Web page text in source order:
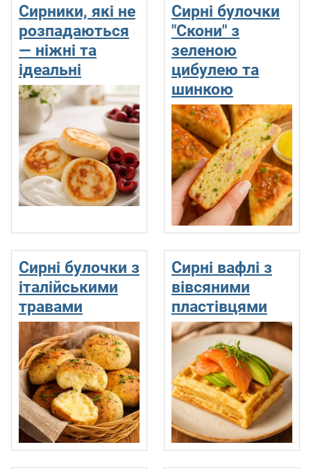
Сирники, які не
розпадаються
— ніжні та
ідеальні
Сирні булочки
"Скони" з
зеленою
цибулею та
шинкою
Сирні булочки з
італійськими
травами
Сирні вафлі з
вівсяними
пластівцями